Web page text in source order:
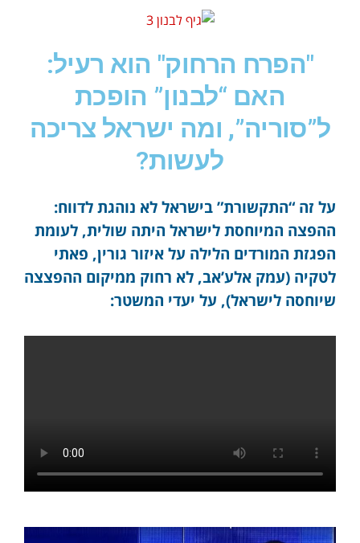
"הפרח הרחוק" הוא רעיל:
האם “לבנון” הופכת
ל”סוריה”, ומה ישראל צריכה
לעשות?
על זה “התקשורת” בישראל לא נוהגת לדווח:
ההפצה המיוחסת לישראל היתה שולית, לעומת
הפגזת המורדים הלילה על איזור גורין, פאתי
לטקיה (עמק אלע’אב, לא רחוק ממיקום ההפצצה
שיוחסה לישראל), על יעדי המשטר: